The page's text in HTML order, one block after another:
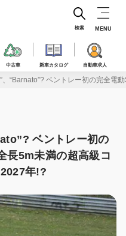
中古車 新車カタログ 自動車求人
検索 MENU
、“Barnato”? ベントレー初の完全
ベントレー初の
長5m未満の超高級コ
年!?